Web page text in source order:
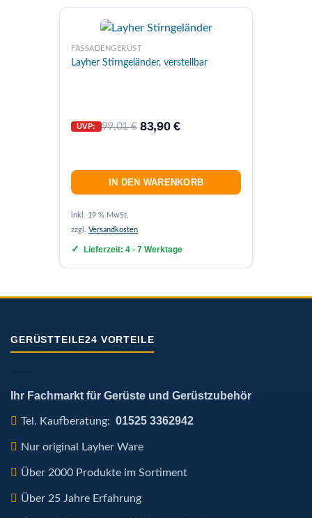
FASSADENGERÜST
Layher Stirngeländer, verstellbar
UVP: 99,01€ 83,90 €
IN DEN WARENKORB
inkl. 19 % MwSt.
zzgl. Versandkosten
Lieferzeit: 4 - 7 Werktage
GERÜSTTEILE24 VORTEILE
Ihr Fachmarkt für Gerüste und Gerüstzubehör
Tel. Kaufberatung: 01525 3362942
Nur original Layher Ware
Über 2000 Produkte im Sortiment
Über 25 Jahre Erfahrung